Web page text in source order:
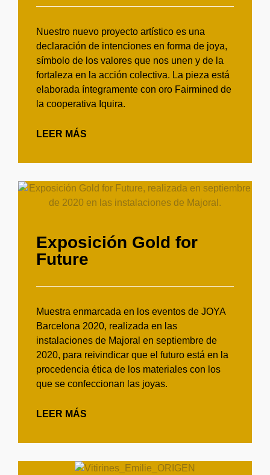
Nuestro nuevo proyecto artístico es una
declaración de intenciones en forma de joya,
símbolo de los valores que nos unen y de la
fortaleza en la acción colectiva. La pieza está
elaborada íntegramente con oro Fairmined de
la cooperativa Iquira.
LEER MÁS
Exposición Gold for
Future
Muestra enmarcada en los eventos de JOYA
Barcelona 2020, realizada en las
instalaciones de Majoral en septiembre de
2020, para reivindicar que el futuro está en la
procedencia ética de los materiales con los
que se confeccionan las joyas.
LEER MÁS